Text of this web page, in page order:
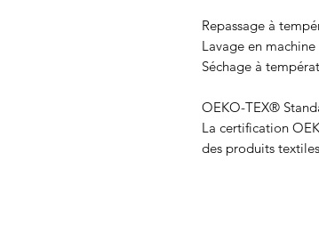
Repassage à
Lavage en machine
Séchage à
OEKO-TEX®
La certification
des produits